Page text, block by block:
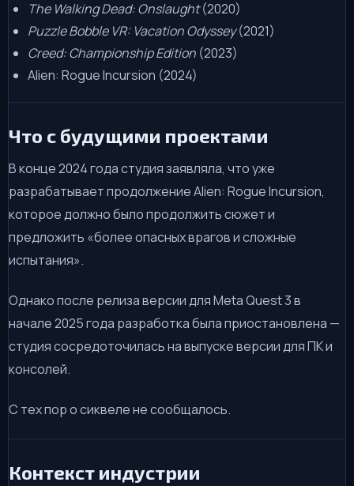
The Walking Dead: Onslaught(2020)
Puzzle Bobble VR: Vacation Odyssey(2021)
Creed: Championship Edition (2023)
Alien: Rogue Incursion (2024)
Что с будущими проектами
В конце 2024 года студия заявляла, что уже
разрабатывает продолжение Alien: Rogue Incursion,
которое должно было продолжить сюжет и
предложить «более опасных врагов и сложные
испытания».
Однако после релиза версии для Meta Quest 3 в
начале 2025 года разработка была приостановлена —
студия сосредоточилась на выпуске версии для ПК и
консолей.
С тех пор о сиквеле не сообщалось.
Контекст индустрии